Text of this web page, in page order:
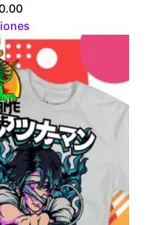
Price
range:
$160.00
through
$280.00